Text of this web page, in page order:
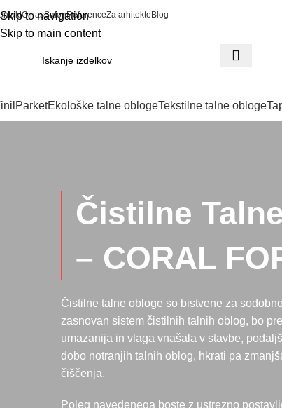
Skip to navigation
Skip to main content
O nasSalonReferenceZa arhitekte Blog
ParketEkološke talne oblogeTekstilne talne obloge
Čistilne
– CORAL
Čistilne talne obloge so bistvene za
zasnovan sistem čistilnih talnih oblog, bo
umazanija in vlaga vnašala v stavbe,
dobo notranjih talnih oblog, hkrati pa
čiščenja.
Poleg navedenega boste z ustrezno